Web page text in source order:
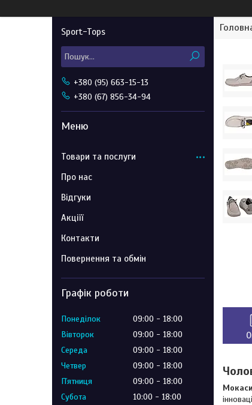
Sport-Tops
+380 (95) 663-15-13
+380 (67) 856-34-94
Товари та послуги
Про нас
Відгуки
Акціїї
Контакти
Повернення та обмін
Графік роботи
Понеділок 09:00
18:00
Вівторок
09:00
18:00
Середа
09:00
18:00
Четвер
09:00
18:00
Пʼятниця
09:00
18:00
Субота
10:00
18:00